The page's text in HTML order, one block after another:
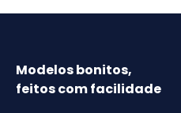
Modelos bonitos,
feitos com facilidade